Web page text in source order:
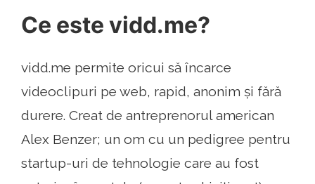
Ce este vidd.me?
vidd.me permite oricui să încarce
videoclipuri pe web, rapid, anonim și fără
durere. Creat de antreprenorul american
Alex Benzer; un om cu un pedigree pentru
startup-uri de tehnologie care au fost